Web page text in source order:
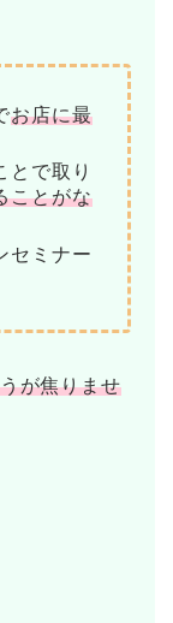
お店に最
とで取り
ことがな
セミナー
が焦りませ